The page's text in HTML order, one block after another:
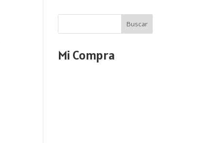
Buscar
Mi Compra